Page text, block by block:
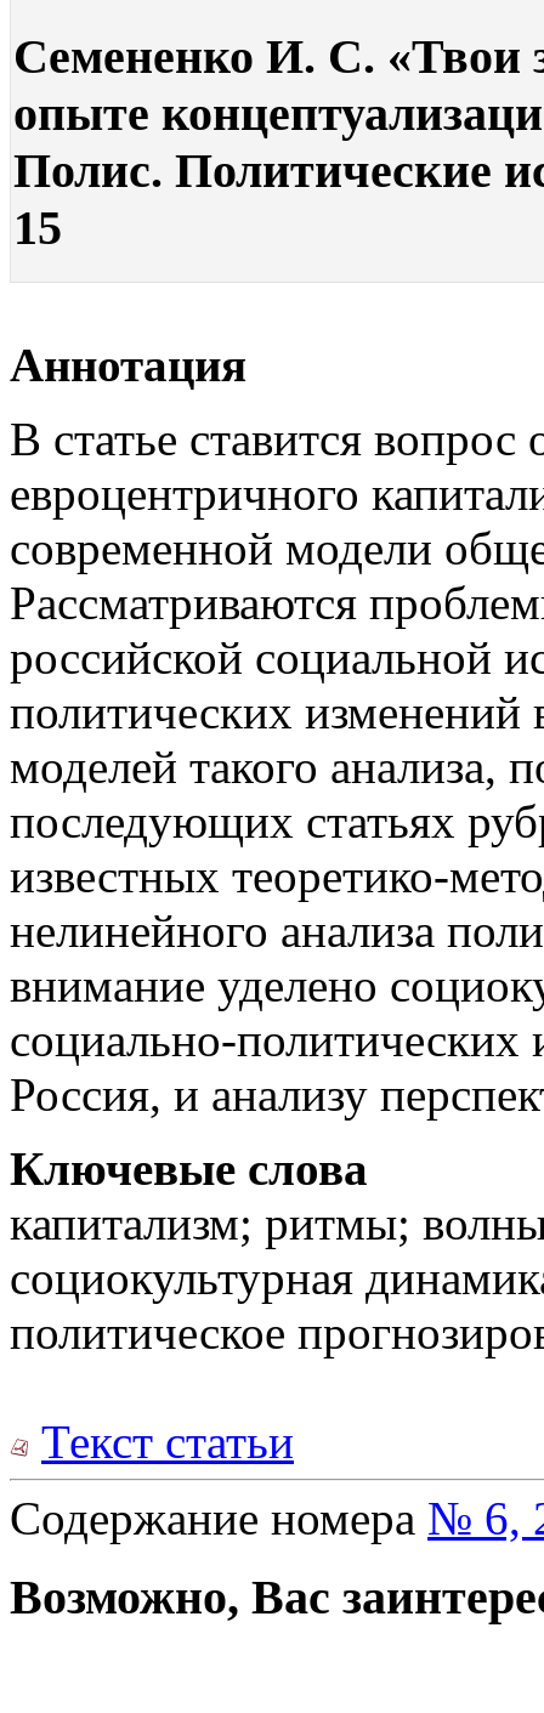
Семененко И. С. «Твои
опыте
Полис. Политические
15
Аннотация
В статье ставится вопрос
евроцентричного
современной модели
Рассматриваются
российской социальной
политических
моделей такого анализа,
последующих статьях
известных теоретико-
нелинейного анализа
внимание уделено
социально-политических
Россия, и анализу
Ключевые слова
капитализм; ритмы;
социокультурная
политическое
Текст статьи
Содержание номера № 6,
Возможно, Вас